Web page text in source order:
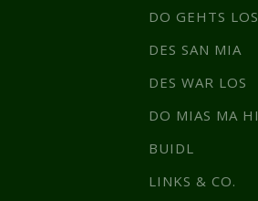
DO GEHTS LOS
DES SAN MIA
DES WAR LOS
DO MIAS MA HI
BUIDL
LINKS & CO.